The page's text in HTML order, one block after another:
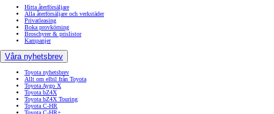
Kombi
Halvkombi
Pickup
Minibuss
Skåpbilar
7-sitsig bil
Crossover
Cabriolet
7 sits elbil
Laddhybrid SUV
Hybrid SUV
Elbil kombi
El pickup
Eltransportbilar
Tjänstebilar
Transportbilar